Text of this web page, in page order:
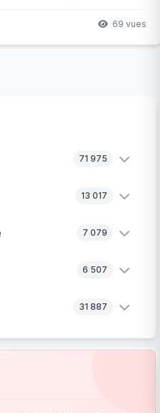
français à partir d'une69 vues
71 975
13 017
7 079
6 507
31 887